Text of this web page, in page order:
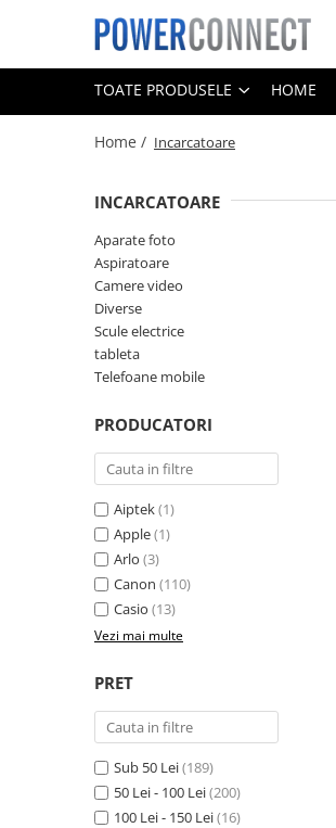
Toate Produsele
Sisteme filtrare apa
Sisteme filtrare apa
Acumulatori
Aparate foto
Camere video
Telefoane mobile
Aspiratoare
POS/Scanere coduri de bare
Scule electrice
Smartwatch
Incarcatoare
Aparate foto
Aspiratoare
Camere video
TOATE PRODUSELE HOME
Home / Incarcatoare
INCARCATOARE
Aparate foto
Aspiratoare
Camere video
Diverse
Scule electrice
tableta
Telefoane mobile
PRODUCATORI
Aiptek(1)
Apple(1)
Arlo (3)
Canon (110)
Casio (13)
Vezi mai multe
PRET
Sub 50 Lei(189)
50 Lei - 100 Lei(200)
100 Lei - 150 Lei(16)